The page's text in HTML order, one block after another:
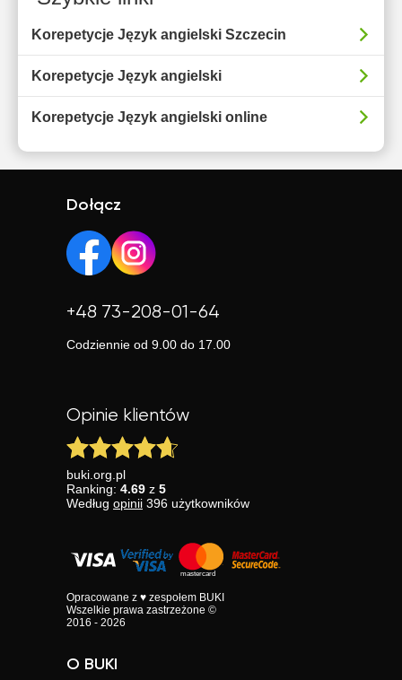
Korepetycje Język angielski Szczecin
Korepetycje Język angielski
Korepetycje Język angielski online
Dołącz
+48 73-208-01-64
Codziennie od 9.00 do 17.00
Opinie klientów
buki.org.pl
Ranking: 4.69 z 5
Według opinii 396 użytkowników
Opracowane z ♥ zespołem BUKI
Wszelkie prawa zastrzeżone ©
2016 - 2026
O BUKI